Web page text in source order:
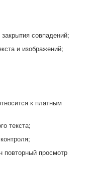
совпадений;
и изображений;
к платным
текста;
повторный просмотр